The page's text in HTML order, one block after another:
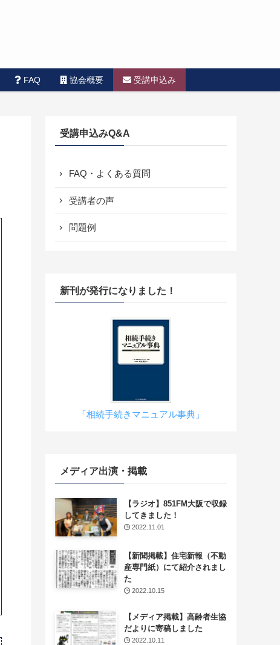
FAQ 協会概要 受講申込み
受講申込みQ&A
FAQ・よくある質問
受講者の声
問題例
新刊が発行になりました！
「相続手続きマニュアル事典」
メディア出演・掲載
【ラジオ】851FM大阪で収録
してきました！
2022.11.01
【新聞掲載】住宅新報（不動
産専門紙）にて紹介されまし
た
2022.10.15
【メディア掲載】高齢者生協
だよりに寄稿しました
2022.10.11